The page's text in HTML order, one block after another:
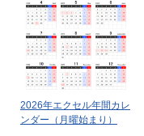
2026年エクセル年間カレ
ンダー（月曜始まり）